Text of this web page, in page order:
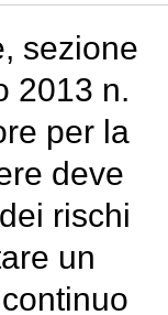
sezione
2013 n.
per la
deve
rischi
un